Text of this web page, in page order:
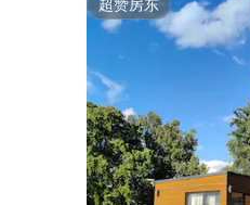
超赞房东
超赞房东